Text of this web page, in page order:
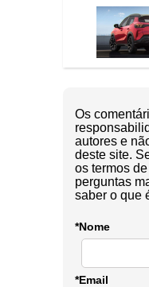
Os
autores e
deste site.
os termos
perguntas
saber o que
*Nome
*Email